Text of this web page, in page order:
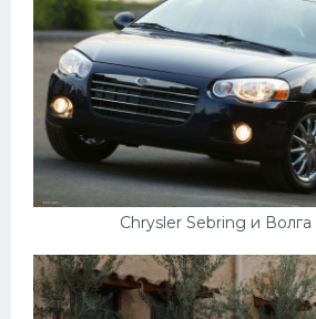
Chrysler Sebring и
Русские авто
Вольво
БМВ
МАЗ
Фольксваген
Лексус